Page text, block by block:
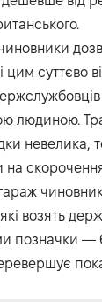
суттєво
людиною.
невелика,
на
які возять
позначки